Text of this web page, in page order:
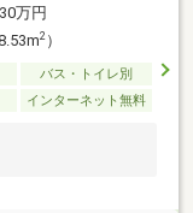
30万円
2）
バス・トイレ別
インターネット無料